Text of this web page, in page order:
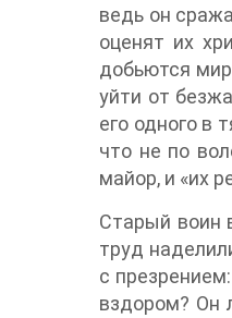
ведь он
оценят их
добьются
уйти от
его одного в
что не по
майор, и «их
Старый воин
труд
с
вздором? Он